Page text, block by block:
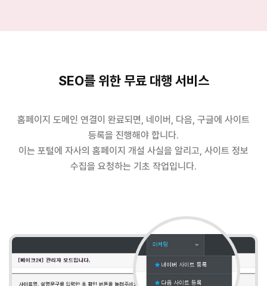
SEO를 위한 무료 대행 서비스
홈페이지 도메인 연결이 완료되면, 네이버, 다음, 구글에 사이트
등록을 진행해야 합니다.
이는 포털에 자사의 홈페이지 개설 사실을 알리고, 사이트 정보
수집을 요청하는 기초 작업입니다.